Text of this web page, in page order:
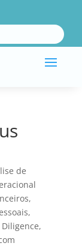
de
,
,
Diligence,